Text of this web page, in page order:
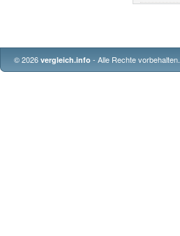
© 2026 vergleich.info - Alle Rechte vorbehalten.